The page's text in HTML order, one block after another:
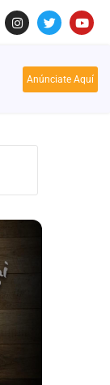
Anúnciate Aquí